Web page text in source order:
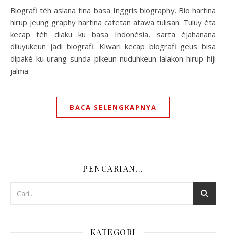
Biografi téh aslana tina basa Inggris biography. Bio hartina
hirup jeung graphy hartina catetan atawa tulisan. Tuluy éta
kecap téh diaku ku basa Indonésia, sarta éjahanana
diluyukeun jadi biografi. Kiwari kecap biografi geus bisa
dipaké ku urang sunda pikeun nuduhkeun lalakon hirup hiji
jalma.
BACA SELENGKAPNYA
PENCARIAN…
KATEGORI